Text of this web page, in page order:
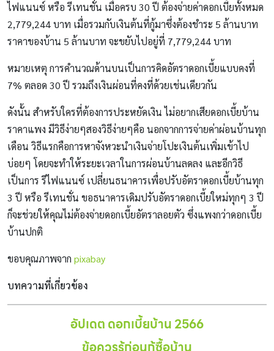
ไฟแนนซ์ หรือ รีเทนชั่น เมื่อครบ 30 ปี ต้องจ่ายค่าดอกเบี้ยทั้งหมด
2,779,244 บาท เมื่อรวมกับเงินต้นที่กู้มาซึ่งต้องชำระ 5 ล้านบาท
ราคาของบ้าน 5 ล้านบาท จะขยับไปอยู่ที่ 7,779,244 บาท
หมายเหตุ การคำนวณด้านบนเป็นการคิดอัตราดอกเบี้ยแบบคงที่
7% ตลอด 30 ปี รวมถึงเงินผ่อนที่คงที่ด้วยเช่นเดียวกัน
ดังนั้น สำหรับใครที่ต้องการประหยัดเงิน ไม่อยากเสียดอกเบี้ยบ้าน
ราคาแพง มีวิธีง่ายๆสองวิธีง่ายๆคือ นอกจากการจ่ายค่าผ่อนบ้านทุก
เดือน วิธีแรกคือการหาจังหวะนำเงินจ่ายโปะเงินต้นเพิ่มเข้าไป
บ่อยๆ โดยจะทำให้ระยะเวลาในการผ่อนบ้านลดลง และอีกวิธี
เป็นการ รีไฟแนนซ์ เปลี่ยนธนาคารเพื่อปรับอัตราดอกเบี้ยบ้านทุก
3 ปี หรือ รีเทนชั่น ขอธนาคารเดิมปรับอัตราดอกเบี้ยใหม่ทุกๆ 3 ปี
ก็จะช่วยให้คุณไม่ต้องจ่ายดอกเบี้ยอัตราลอยตัว ซึ่งแพงกว่าดอกเบี้ย
บ้านปกติ
ขอบคุณภาพจาก pixabay
บทความที่เกี่ยวข้อง
อัปเดต ดอกเบี้ยบ้าน 2566
ข้อควรรู้ก่อนกู้ซื้อบ้าน